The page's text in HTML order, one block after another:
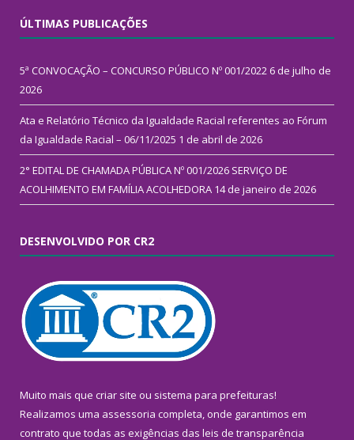
ÚLTIMAS PUBLICAÇÕES
5ª CONVOCAÇÃO – CONCURSO PÚBLICO Nº 001/2022 6 de julho de
2026
Ata e Relatório Técnico da Igualdade Racial referentes ao Fórum
da Igualdade Racial – 06/11/2025 1 de abril de 2026
2° EDITAL DE CHAMADA PÚBLICA Nº 001/2026 SERVIÇO DE
ACOLHIMENTO EM FAMÍLIA ACOLHEDORA 14 de janeiro de 2026
DESENVOLVIDO POR CR2
Muito mais que criar site ou sistema para prefeituras!
Realizamos uma assessoria completa, onde garantimos em
contrato que todas as exigências das leis de transparência